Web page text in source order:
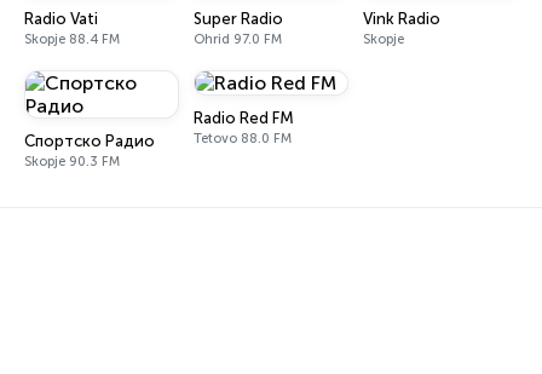
Radio Vati
Skopje 88.4 FM
Super Radio
Ohrid 97.0 FM
Vink Radio
Skopje
Спортско Радио
Skopje 90.3 FM
Radio Red FM
Tetovo 88.0 FM